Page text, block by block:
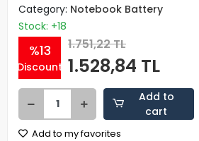
Category: Notebook Battery
Stock: +18
%13
Discount
1.751,22 TL
1.528,84 TL
Add to
cart
Add to my favorites